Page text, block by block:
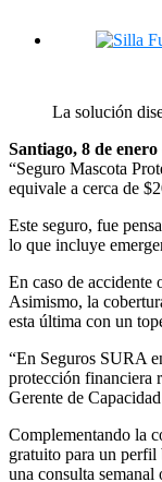
La solución
Santiago, 8 de enero
“Seguro Mascota
equivale a cerca de
Este seguro, fue
lo que incluye
En caso de accidente
Asimismo, la
esta última con un
“En Seguros SURA
protección financiera
Gerente de
Complementando la
gratuito para un
una consulta